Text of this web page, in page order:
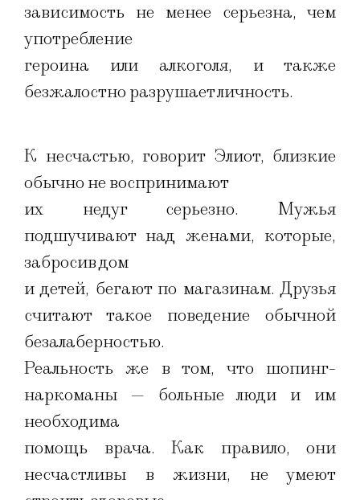
зависимость не менее серьезна, чем
употребление
героина или алкоголя, и также
безжалостно разрушает личность.
К несчастью, говорит Элиот, близкие
обычно не воспринимают
их недуг серьезно. Мужья
подшучивают над женами, которые,
забросив дом
и детей, бегают по магазинам. Друзья
считают такое поведение обычной
безалаберностью.
Реальность же в том, что шопинг-
наркоманы — больные люди и им
необходима
помощь врача. Как правило, они
несчастливы в жизни, не умеют